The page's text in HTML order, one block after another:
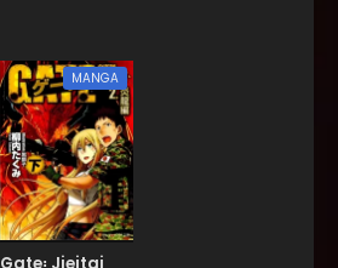
MANGA